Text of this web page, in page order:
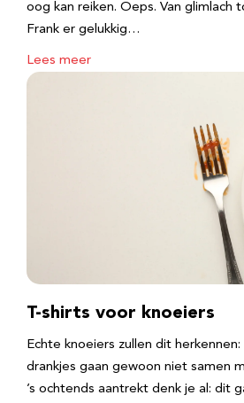
oog kan reiken. Oeps. Van
Frank er gelukkig…
Lees meer
T-shirts voor knoeiers
Echte knoeiers zullen dit
drankjes gaan gewoon niet samen
’s ochtends aantrekt denk je al: dit